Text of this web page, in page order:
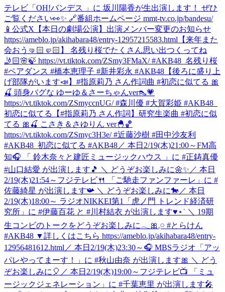
テレビ「OH!バンデス 」に 坂川陽香が生出演します！ ぜひ
ご覧ください👀✨ 🔗番組ホームページ mmt-tv.co.jp/bandesu/
📱公式X 【本日の劇場公演】出演メンバー変更のお知らせ
https://ameblo.jp/akihabara48/entry-12957215583.html 【来年また
会おう🤜🏻🤛🏻】 名残り桜でたくさん思い出つくってね
🤳🏻🌸🍃 https://vt.tiktok.com/ZSmy3FMaX/ #AKB48_名残り桜
#ペアダンス #橋本恵理子 #新井彩永 #AKB48 【後ろに盛り上
げ部隊がいます📣】#指原莉乃 さん作詞曲 #初恋に似てる 🎀
🍒 頭身バグな ゆーゆ＆さーちゃんver👠💗
https://vt.tiktok.com/ZSmyccnUG/ #森川優 #大賀彩姫 #AKB48_
初恋に似てる
【#指原莉乃 さん作詞】研究生楽曲 #初恋に似
てる 🎀🍒 こさき＆さゆりん ver🐣🏀
https://vt.tiktok.com/ZSmyc3H3e/ #近藤沙樹 #田中沙友利
#AKB48_初恋に似てる #AKB48／ 本日2/19(木)21:00～FM高
知🎧 「 鈴⽊奈々と建匠ミュージックハウス 」に #正鋳真優
#山口結愛 が出演します🎵 ＼ どうぞお楽しみに🌼✨ ／ 本日
2/19(木)21:54～フジテレビ🍴 「ご馳走ファンファーレ」に #
佐藤綺星 が出演します📯 ＼ どうぞお楽しみに🐎 ／ 本日
2/19(木)18:00～ ラジオNIKKEI第1「虎ノ門 トレンド経済研
究所」に #伊藤百花 と #川村結衣 が出演します♥⋆˙ ＼ 19期
生コンビのトークをどうぞお楽しみに𓂃🎀𓈒𓏸 #とらけん
#AKB48 ▼詳しくはこちら https://ameblo.jp/akihabara48/entry-
12956481612.html ／ 本日2/19(木)23:30～🎧 MBSラジオ「アッ
パレやってまーす！」に #秋山由奈 が出演します🎀 ＼ どう
ぞお楽しみに🎈 ／ 本日2/19(木)19:00～フジテレビ📺 「ミュ
ージックジェネレーション」に #千葉恵里 が出演します🎤